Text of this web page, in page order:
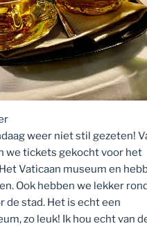
weer niet stil gezeten!
we tickets gekocht voor het
Vaticaan museum en
Ook hebben we lekker
de stad. Het is echt een
zo leuk! Ik hou echt van